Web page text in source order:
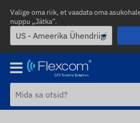
Valige oma riik, et vaadata oma
nuppu „Jätka”.